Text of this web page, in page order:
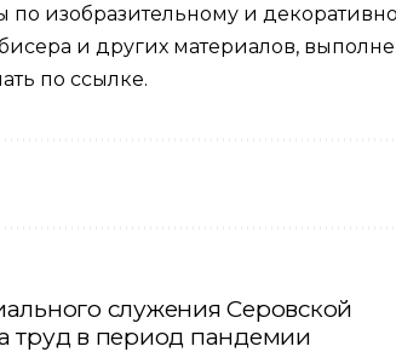
изобразительному и
и других материалов,
по ссылке.
служения Серовской
труд в период пандемии